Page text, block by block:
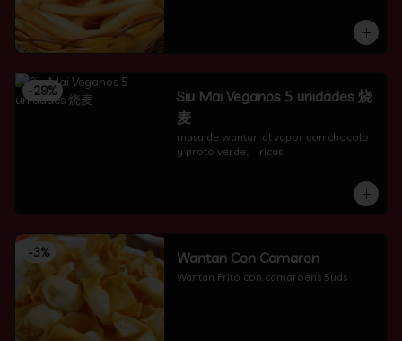
-29%
Siu Mai Veganos 5 unidades 烧
麦
masa de wantan al vapor con chocolo
y proto verde。 ricas
-3% Wantan Con Camaron
Wantan Frito con camaroens 5uds